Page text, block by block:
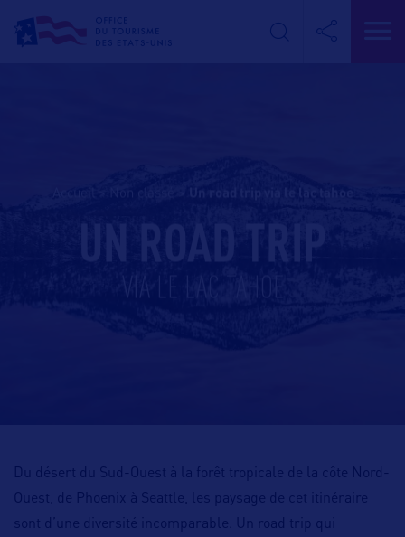
Du désert du Sud-Ouest à la forêt tropicale de la côte Nord-
Ouest, de Phoenix à Seattle, les paysage de cet itinéraire
sont d’une diversité incomparable. Un road trip qui